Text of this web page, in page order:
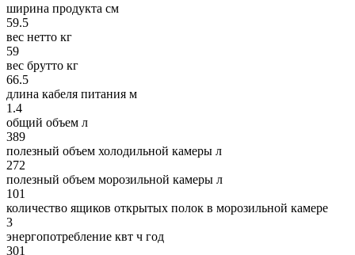
ширина продукта см
59.5
вес нетто кг
59
вес брутто кг
66.5
длина кабеля питания м
1.4
общий объем л
389
полезный объем холодильной камеры л
272
полезный объем морозильной камеры л
101
количество ящиков открытых полок в морозильной камере
3
энергопотребление квт ч год
301